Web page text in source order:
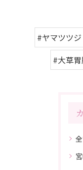
#ヤマツツジ
#大草